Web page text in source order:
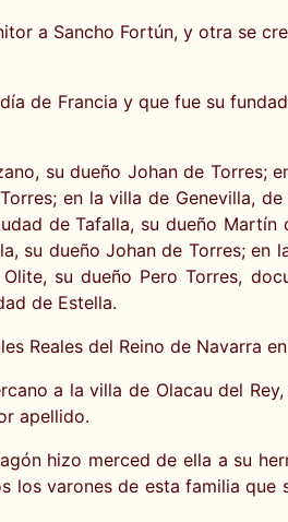
a Sancho Fortún, y otra se
de Francia y que fue su
su dueño Johan de Torres;
en la villa de Genevilla,
de Tafalla, su dueño Martín
su dueño Johan de Torres; en
su dueño Pero Torres,
de Estella.
Reales del Reino de Navarra
a la villa de Olacau del
apellido.
hizo merced de ella a su
los varones de esta familia que